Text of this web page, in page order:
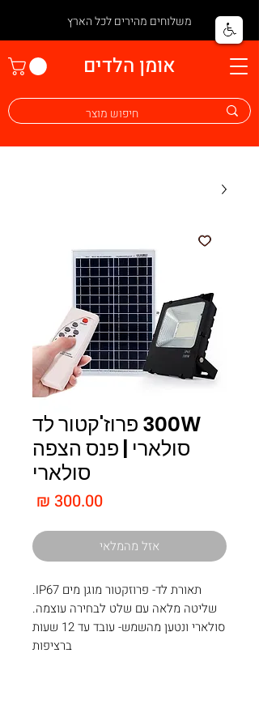
משלוחים מהירים לכל הארץ
אומן הלדים
300W פרוז'קטור לד
סולארי | פנס הצפה
סולארי
אזל מהמלאי
תאורת לד- פרוזקטור מוגן מים IP67.
שליטה מלאה עם שלט לבחירה עוצמה.
סולארי ונטען מהשמש- עובד עד 12 שעות
ברציפות